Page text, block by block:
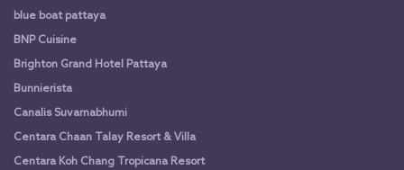
blue boat pattaya
BNP Cuisine
Brighton Grand Hotel Pattaya
Bunnierista
Canalis Suvarnabhumi
Centara Chaan Talay Resort & Villa
Centara Koh Chang Tropicana Resort